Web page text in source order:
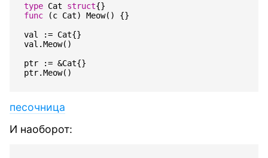
type Cat struct{}
func
(c Cat) Meow()
{}
val
:= Cat{}
val .Meow()
ptr
:= &Cat{}
ptr.Meow()
песочница
И наоборот: